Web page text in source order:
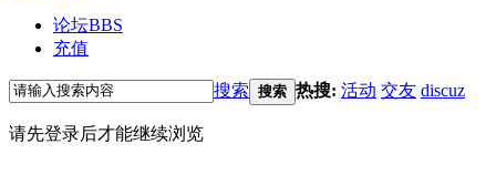
论坛BBS
充值
搜索 搜索 热搜: 活动 交友 discuz
请先登录后才能继续浏览